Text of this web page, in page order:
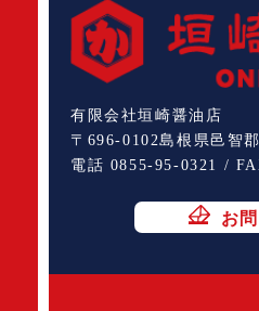
有限会社垣崎醤油店
〒696-0102島根県邑智
電話 0855-95-0321 /
お